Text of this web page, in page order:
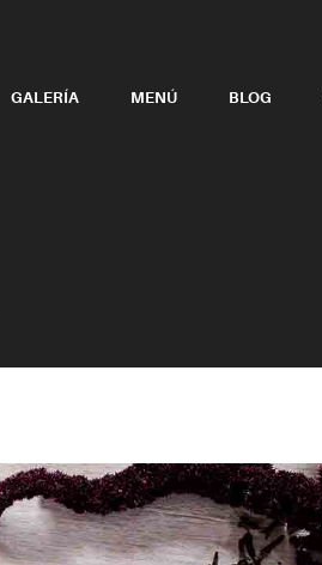
GALERÍA MENÚ BLOG